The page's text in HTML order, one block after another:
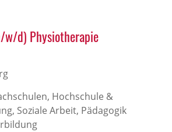
d) Physiotherapie
Hochschule &
Soziale Arbeit, Pädagogik